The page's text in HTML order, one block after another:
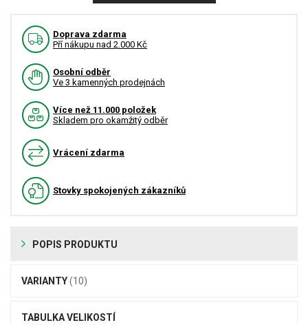
Doprava zdarma
Pří nákupu nad 2.000 Kč
Osobní odběr
Ve 3 kamenných prodejnách
Více než 11.000 položek
Skladem pro okamžitý odběr
Vrácení zdarma
Stovky spokojených zákazníků
POPIS PRODUKTU
VARIANTY(10)
TABULKA VELIKOSTÍ